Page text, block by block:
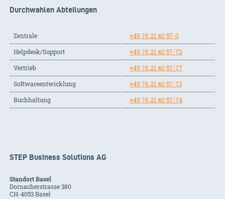
Durchwahlen Abteilungen
Zentrale
+49 76 21 40 57-0
Helpdesk/Support
+49 76 21 40 57-72
Vertrieb
+49 76 21 40 57-77
Softwareentwicklung
+49 76 21 40 57-73
Buchhaltung
+49 76 21 40 57-74
STEP Business Solutions AG
Standort Basel
Dornacherstrasse 380
CH-4053Basel